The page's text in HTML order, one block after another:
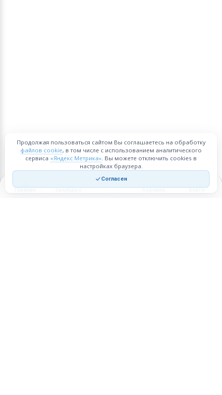
Главная Закладки Корзина Войти
Продолжая пользоваться сайтом Вы соглашаетесь на обработку
файлов cookie, в том числе с использованием аналитического
сервиса «Яндекс Метрика». Вы можете отключить cookies в
настройках браузера.
Согласен